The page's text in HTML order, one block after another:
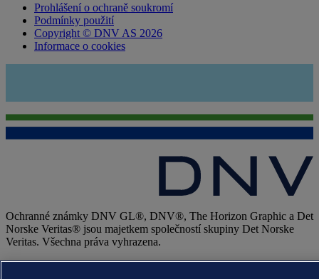
Prohlášení o ochraně soukromí
Podmínky použití
Copyright © DNV AS 2026
Informace o cookies
Ochranné známky DNV GL®, DNV®, The Horizon Graphic a Det
Norske Veritas® jsou majetkem společností skupiny Det Norske
Veritas. Všechna práva vyhrazena.
WHEN TRUST MATTERS